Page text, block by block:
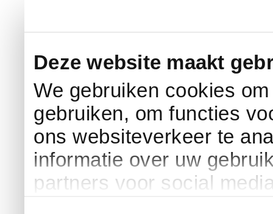
Deze website maakt
We gebruiken cookies
gebruiken, om functies
ons websiteverkeer te
informatie over uw
partners voor social